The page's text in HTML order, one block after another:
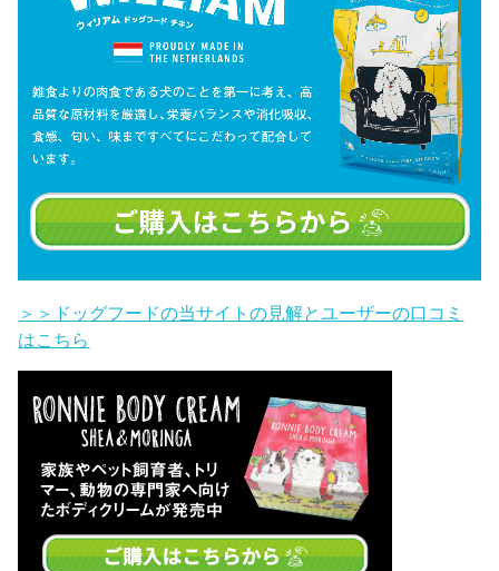
＞＞ドッグフードの当サイトの見解とユーザーの口コミ
はこちら